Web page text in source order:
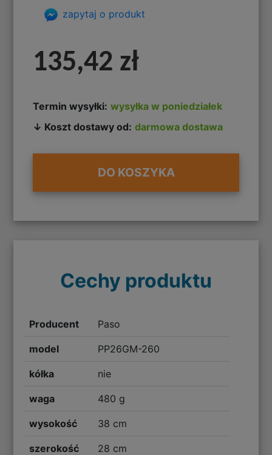
zapytaj o produkt
135,42 zł
Termin wysyłki: wysyłka w poniedziałek
↓ Koszt dostawy od: darmowa dostawa
DO KOSZYKA
Cechy produktu
Producent Paso
model PP26GM-260
kółka nie
waga 480 g
wysokość 38 cm
szerokość 28 cm